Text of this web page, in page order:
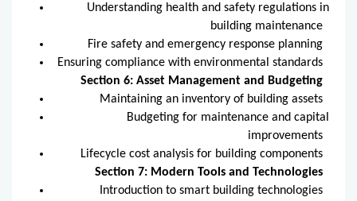
Understanding health and safety regulations in
building maintenance
Fire safety and emergency response planning
Ensuring compliance with environmental standards
Section 6: Asset Management and Budgeting
Maintaining an inventory of building assets
Budgeting for maintenance and capital
improvements
Lifecycle cost analysis for building components
Section 7: Modern Tools and Technologies
Introduction to smart building technologies